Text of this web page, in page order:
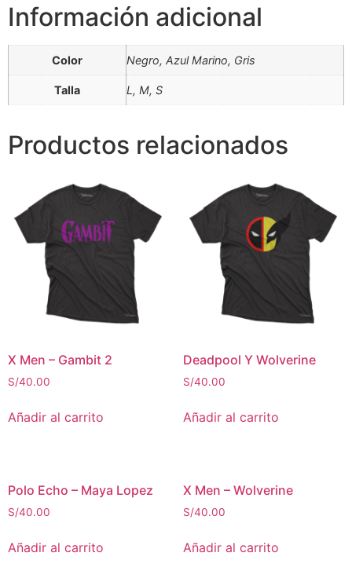
Información adicional
Color Negro, Azul Marino, Gris
Talla L, M, S
Productos relacionados
X Men – Gambit 2
S/40.00
Añadir al carrito
Deadpool Y Wolverine
S/40.00
Añadir al carrito
Polo Echo – Maya Lopez
S/40.00
Añadir al carrito
X Men – Wolverine
S/40.00
Añadir al carrito